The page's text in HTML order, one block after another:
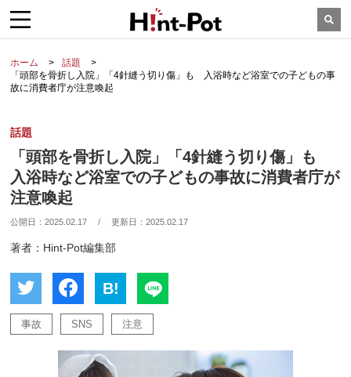
ホーム
話題
「頭部を骨折し入院」「4針縫う切り傷」も 入浴時など浴室での子どもの事
故に消費者庁が注意喚起
話題
「頭部を骨折し入院」「4針縫う切り傷」も
入浴時など浴室での子どもの事故に消費者庁が
注意喚起
公開日：2025.02.17 / 更新日：2025.02.17
著者：Hint-Pot編集部
B!
事故 SNS 注意